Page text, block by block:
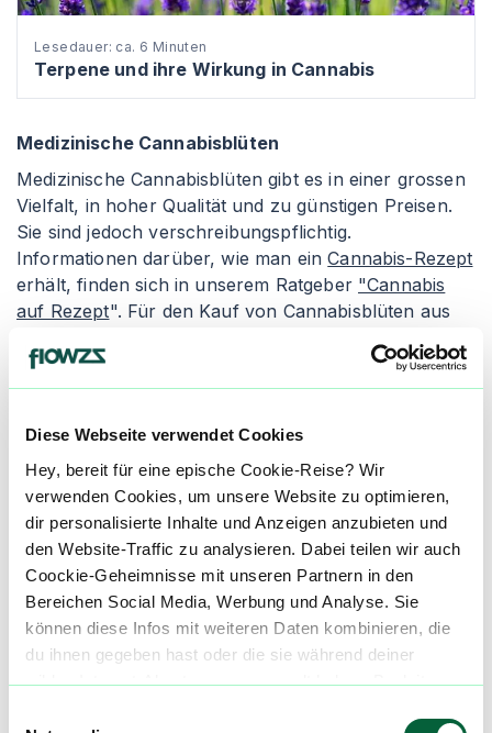
Diese Webseite verwendet Cookies
Hey, bereit für eine epische Cookie-Reise? Wir
verwenden Cookies, um unsere Website zu optimieren,
dir personalisierte Inhalte und Anzeigen anzubieten und
den Website-Traffic zu analysieren. Dabei teilen wir auch
Coockie-Geheimnisse mit unseren Partnern in den
Bereichen Social Media, Werbung und Analyse. Sie
können diese Infos mit weiteren Daten kombinieren, die
du ihnen gegeben hast oder die sie während deiner
wilden Internet-Abenteuer gesammelt haben. Begleite
Lesedauer: ca. 6 Minuten
Terpene und ihre Wirkung in Cannabis
Medizinische Cannabisblüten
Medizinische Cannabisblüten gibt es in einer grossen
Vielfalt, in hoher Qualität und zu günstigen Preisen.
Sie sind jedoch verschreibungspflichtig.
Informationen darüber, wie man einCannabis-Rezept
erhält, finden sich in unserem Ratgeber "Cannabis
auf Rezept". Für den Kauf von Cannabisblüten aus
Cannabis legal kaufen
" zu lesen. Apotheken geben
die Cannabisblüten entweder als Granulat oder als
Einnahmeform ist.
Granulierte Cannabisblüten wird in der Apotheke
zerkleinert und verpackt. Die Konsumenten erhalten
einen Dosierlöffel zur genauen Abmessung des
medizinischen Cannabis, um ungleichmäßige und
inkorrekte Dosierungen zu vermeiden. Der Nachteil
von granuliertem Cannabis ist seine schnellere
Oxidation, wodurch es schneller austrocknen und an
Qualität verlieren kann. Alternativ gibt es die Abgabe